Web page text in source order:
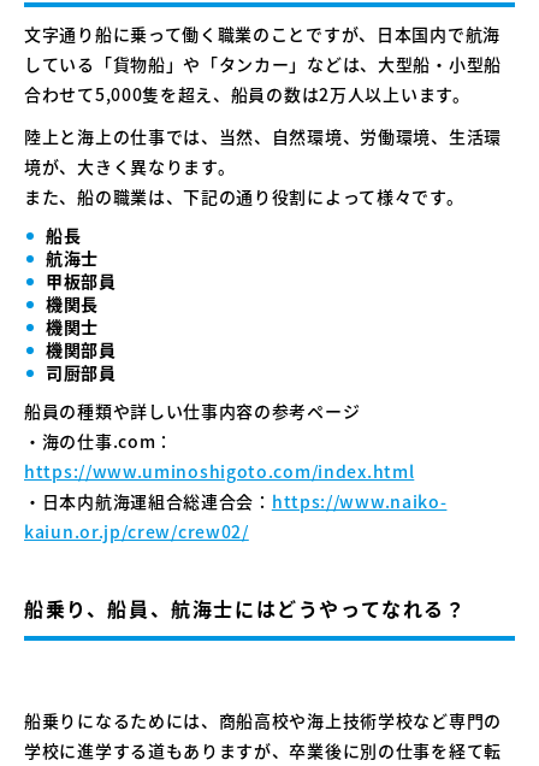
文字通り船に乗って働く職業のことですが、日本国内で航海
している「貨物船」や「タンカー」などは、大型船・小型船
合わせて5,000隻を超え、船員の数は2万人以上います。
陸上と海上の仕事では、当然、自然環境、労働環境、生活環
境が、大きく異なります。
また、船の職業は、下記の通り役割によって様々です。
船長
航海士
甲板部員
機関長
機関士
機関部員
司厨部員
船員の種類や詳しい仕事内容の参考ページ
・海の仕事.com：
https://www.uminoshigoto.com/index.html
・日本内航海運組合総連合会： https://www.naiko-
kaiun.or.jp/crew/crew02/
船乗り、船員、航海士にはどうやってなれる？
船乗りになるためには、商船高校や海上技術学校など専門の
学校に進学する道もありますが、卒業後に別の仕事を経て転